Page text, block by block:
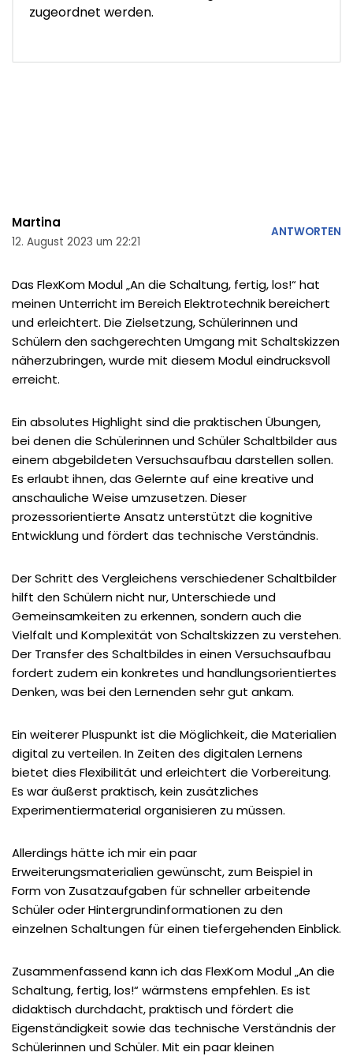
zugeordnet werden.
Martina
12. August 2023 um 22:21
ANTWORTEN
Das FlexKom Modul „An die Schaltung, fertig, los!“ hat
meinen Unterricht im Bereich Elektrotechnik bereichert
und erleichtert. Die Zielsetzung, Schülerinnen und
Schülern den sachgerechten Umgang mit Schaltskizzen
näherzubringen, wurde mit diesem Modul eindrucksvoll
erreicht.
Ein absolutes Highlight sind die praktischen Übungen,
bei denen die Schülerinnen und Schüler Schaltbilder aus
einem abgebildeten Versuchsaufbau darstellen sollen.
Es erlaubt ihnen, das Gelernte auf eine kreative und
anschauliche Weise umzusetzen. Dieser
prozessorientierte Ansatz unterstützt die kognitive
Entwicklung und fördert das technische Verständnis.
Der Schritt des Vergleichens verschiedener Schaltbilder
hilft den Schülern nicht nur, Unterschiede und
Gemeinsamkeiten zu erkennen, sondern auch die
Vielfalt und Komplexität von Schaltskizzen zu verstehen.
Der Transfer des Schaltbildes in einen Versuchsaufbau
fordert zudem ein konkretes und handlungsorientiertes
Denken, was bei den Lernenden sehr gut ankam.
Ein weiterer Pluspunkt ist die Möglichkeit, die Materialien
digital zu verteilen. In Zeiten des digitalen Lernens
bietet dies Flexibilität und erleichtert die Vorbereitung.
Es war äußerst praktisch, kein zusätzliches
Experimentiermaterial organisieren zu müssen.
Allerdings hätte ich mir ein paar
Erweiterungsmaterialien gewünscht, zum Beispiel in
Form von Zusatzaufgaben für schneller arbeitende
Schüler oder Hintergrundinformationen zu den
einzelnen Schaltungen für einen tiefergehenden Einblick.
Zusammenfassend kann ich das FlexKom Modul „An die
Schaltung, fertig, los!“ wärmstens empfehlen. Es ist
didaktisch durchdacht, praktisch und fördert die
Eigenständigkeit sowie das technische Verständnis der
Schülerinnen und Schüler. Mit ein paar kleinen